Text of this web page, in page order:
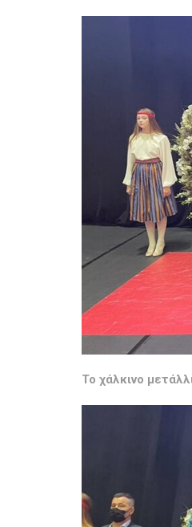
Το χάλκινο